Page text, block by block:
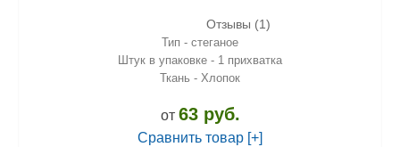
Отзывы (1)
Тип - стеганое
Штук в упаковке - 1 прихватка
Ткань - Хлопок
от 63 руб.
Сравнить товар [+]